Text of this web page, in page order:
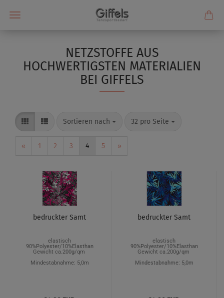
NETZSTOFFE AUS
HOCHWERTIGSTEN MATERIALIEN
BEI GIFFELS
Sortieren nach 32 pro Seite
« 1 2 3 4 5 »
bedruckter Samt
elastisch
90%Polyester/10%Elasthan
Gewicht ca.200g/qm
Mindestabnahme: 5,0m
bedruckter Samt
elastisch
90%Polyester/10%Elasthan
Gewicht ca.200g/qm
Mindestabnahme: 5,0m